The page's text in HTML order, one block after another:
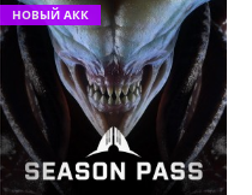
НОВЫЙ АКК